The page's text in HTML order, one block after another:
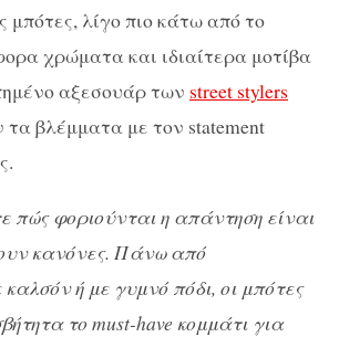
μπότες, λίγο πιο κάτω από το
χρώματα και ιδιαίτερα μοτίβα
αξεσουάρ των street stylers
τα βλέμματα με τον statement
πώς φοριούνται η απάντηση είναι
κανόνες. Πάνω από
ή με γυμνό πόδι, οι μπότες
το must-have κομμάτι για